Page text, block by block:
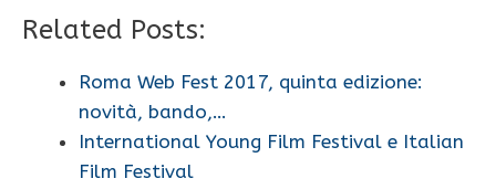
Related Posts:
Roma Web Fest 2017, quinta edizione:
novità, bando,…
International Young Film Festival e Italian
Film Festival